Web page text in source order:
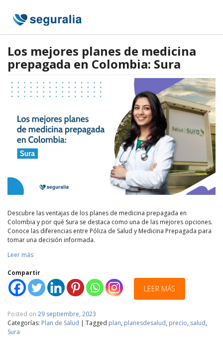
content
Los mejores planes de medicina
prepagada en Colombia: Sura
Descubre las ventajas de los planes de medicina prepagada en
Colombia y por qué Sura se destaca como una de las mejores opciones.
Conoce las diferencias entre Póliza de Salud y Medicina Prepagada para
tomar una decisión informada.
Leer más
Compartir
LEER MÁS
Posted on 29 septiembre, 2023
Categorías: Plan de Salud | Tagged plan, planesdesalud, precio, salud,
Sura